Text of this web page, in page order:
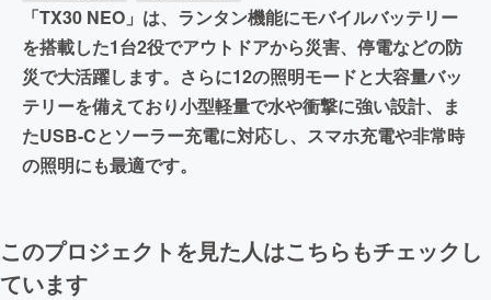
「TX30 NEO」は、ランタン機能にモバイルバッテリー
を搭載した1台2役でアウトドアから災害、停電などの防
災で大活躍します。さらに12の照明モードと大容量バッ
テリーを備えており小型軽量で水や衝撃に強い設計、ま
たUSB-Cとソーラー充電に対応し、スマホ充電や非常時
の照明にも最適です。
このプロジェクトを見た人はこちらもチェックし
ています